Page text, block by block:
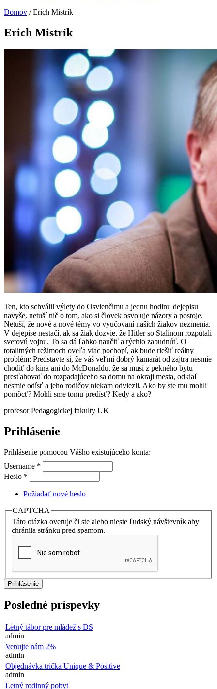
Domov /Erich Mistrík
Erich Mistrík
Ten, kto schválil výlety do Osvienčimu a jednu hodinu dejepisu
navyše, netuší nič o tom, ako si človek osvojuje názory a postoje.
Netuší, že nové a nové témy vo vyučovaní našich žiakov nezmenia.
V dejepise nestačí, ak sa žiak dozvie, že Hitler so Stalinom rozpútali
svetovú vojnu. To sa dá ľahko naučiť a rýchlo zabudnúť. O
totalitných režimoch oveľa viac pochopí, ak bude riešiť reálny
problém: Predstavte si, že váš veľmi dobrý kamarát od zajtra nesmie
chodiť do kina ani do McDonaldu, že sa musí z pekného bytu
presťahovať do rozpadajúceho sa domu na okraji mesta, odkiaľ
nesmie odísť a jeho rodičov niekam odviezli. Ako by ste mu mohli
pomôcť? Mohli sme tomu predísť? Kedy a ako?
profesor Pedagogickej fakulty UK
Prihlásenie
Prihlásenie pomocou Vášho existujúceho konta:
Username *
Heslo *
Požiadať nové heslo
CAPTCHA
Táto otázka overuje či ste alebo nieste ľudský návštevník aby
chránila stránku pred spamom.
Posledné príspevky
Letný tábor pre mládež s DS
admin
Venujte nám 2%
admin
Objednávka trička Unique & Positive
admin
Letný rodinný pobyt